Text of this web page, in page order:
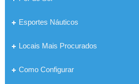
Esportes Náuticos
Locais Mais Procurados
Como Configurar